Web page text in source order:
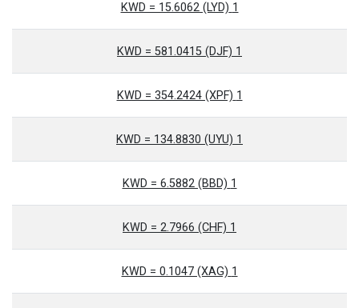
1 KWD = 15.6062 (LYD)
1 KWD = 581.0415 (DJF)
1 KWD = 354.2424 (XPF)
1 KWD = 134.8830 (UYU)
1 KWD = 6.5882 (BBD)
1 KWD = 2.7966 (CHF)
1 KWD = 0.1047 (XAG)